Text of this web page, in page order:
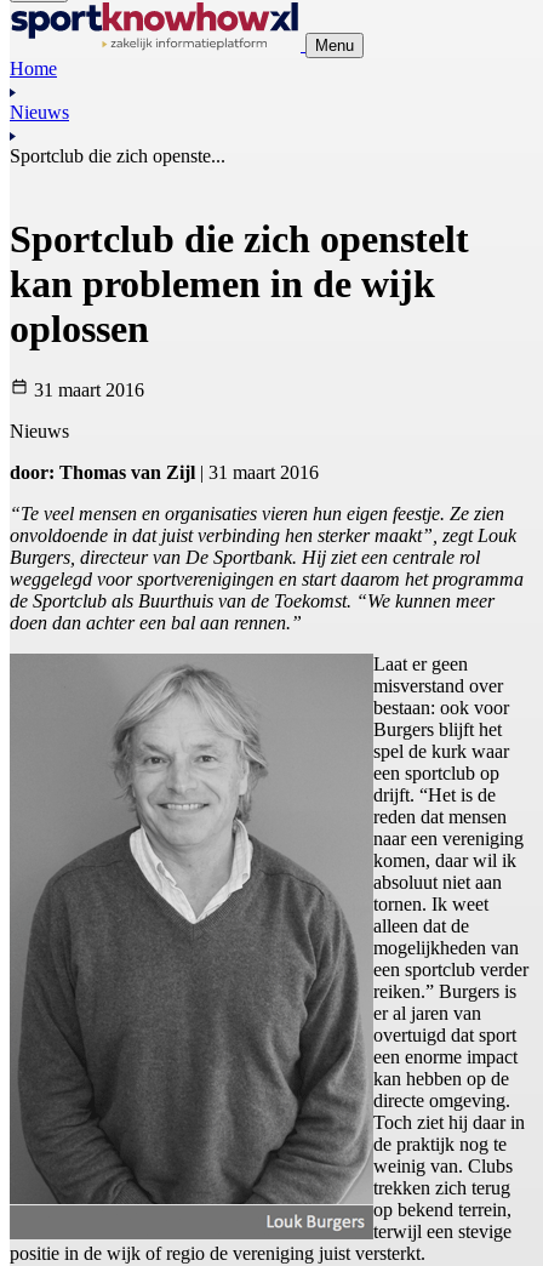
Menu
Home
Nieuws
Sportclub die zich openste...
Sportclub die zich openstelt
kan problemen in de wijk
oplossen
31 maart 2016
Nieuws
door: Thomas van Zijl | 31 maart 2016
“Te veel mensen en organisaties vieren hun eigen feestje. Ze zien
onvoldoende in dat juist verbinding hen sterker maakt”, zegt Louk
Burgers, directeur van De Sportbank. Hij ziet een centrale rol
weggelegd voor sportverenigingen en start daarom het programma
de Sportclub als Buurthuis van de Toekomst. “We kunnen meer
doen dan achter een bal aan rennen.”
Laat er geen
misverstand over
bestaan: ook voor
Burgers blijft het
spel de kurk waar
een sportclub op
drijft. “Het is de
reden dat mensen
naar een vereniging
komen, daar wil ik
absoluut niet aan
tornen. Ik weet
alleen dat de
mogelijkheden van
een sportclub verder
reiken.” Burgers is
er al jaren van
overtuigd dat sport
een enorme impact
kan hebben op de
directe omgeving.
Toch ziet hij daar in
de praktijk nog te
weinig van. Clubs
trekken zich terug
op bekend terrein,
terwijl een stevige
positie in de wijk of regio de vereniging juist versterkt.